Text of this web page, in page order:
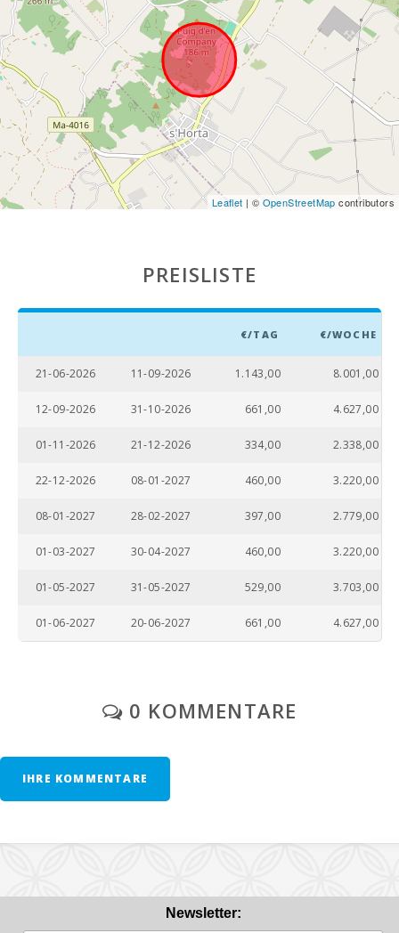
Leaflet | © OpenStreetMap contributors
PREISLISTE
€/TAG €/WOCHE
21-06-2026 11-09-2026 1.143,00 8.001,00
12-09-2026 31-10-2026 661,00 4.627,00
01-11-2026 21-12-2026 334,00 2.338,00
22-12-2026 08-01-2027 460,00 3.220,00
08-01-2027 28-02-2027 397,00 2.779,00
01-03-2027 30-04-2027 460,00 3.220,00
01-05-2027 31-05-2027 529,00 3.703,00
01-06-2027 20-06-2027 661,00 4.627,00
0 KOMMENTARE
IHRE KOMMENTARE
Newsletter: